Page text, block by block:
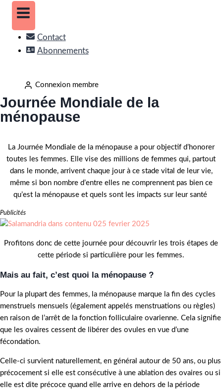
Contact
Abonnements
Connexion membre
Journée Mondiale de la
ménopause
La Journée Mondiale de la ménopause a pour objectif d’honorer
toutes les femmes. Elle vise des millions de femmes qui, partout
dans le monde, arrivent chaque jour à ce stade vital de leur vie,
même si bon nombre d’entre elles ne comprennent pas bien ce
qu’est la ménopause et quels sont les impacts sur leur santé
Publicités
Profitons donc de cette journée pour découvrir les trois étapes de
cette période si particulière pour les femmes.
Mais au fait, c’est quoi la ménopause ?
Pour la plupart des femmes, la ménopause marque la fin des cycles
menstruels mensuels (également appelés menstruations ou règles)
en raison de l’arrêt de la fonction folliculaire ovarienne. Cela signifie
que les ovaires cessent de libérer des ovules en vue d’une
fécondation.
Celle-ci survient naturellement, en général autour de 50 ans, ou plus
précocement si elle est consécutive à une ablation des ovaires ou si
elle est dite précoce quand elle arrive en dehors de la période